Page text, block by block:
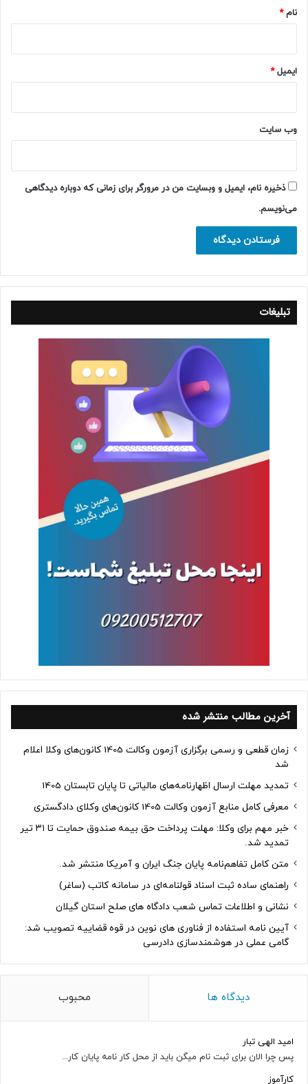
نام*
ایمیل*
وب‌ سایت
ذخیره نام، ایمیل و وبسایت من در مرورگر برای زمانی که دوباره دیدگاهی
می‌نویسم.
تبلیغات
آخرین مطالب منتشر شده
زمان قطعی و رسمی برگزاری آزمون وکالت 1405 کانون‌های وکلا اعلام
شد
تمدید مهلت ارسال اظهارنامه‌های مالیاتی تا پایان تابستان 1405
معرفی کامل منابع آزمون وکالت 1405 کانون‌های وکلای دادگستری
خبر مهم برای وکلا: مهلت پرداخت حق بیمه صندوق حمایت تا ۳۱ تیر
تمدید شد.
متن کامل تفاهم‌نامه پایان جنگ ایران و آمریکا منتشر شد.
راهنمای ساده ثبت اسناد قولنامه‌ای در سامانه کاتب (ساغر)
نشانی و اطلاعات تماس شعب دادگاه های صلح استان گیلان
آیین نامه استفاده از فناوری های نوین در قوه قضاییه تصویب شد:
گامی عملی در هوشمندسازی دادرسی
دیدگاه ها محبوب
امید الهی تبار
پس چرا الان برای ثبت نام میگن باید از محل کار نامه پایان کار...
کارآموز